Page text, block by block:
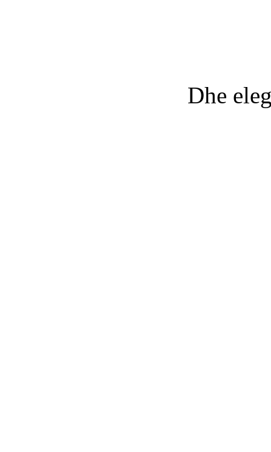
Dhe elegjia e